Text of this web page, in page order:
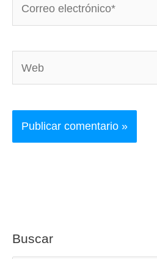
Buscar
electrónico*